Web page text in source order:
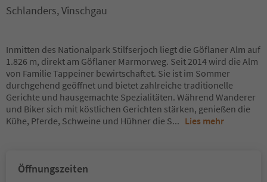
Schlanders, Vinschgau
Inmitten des Nationalpark Stilfserjoch liegt die Göflaner Alm auf
1.826 m, direkt am Göflaner Marmorweg. Seit 2014 wird die Alm
von Familie Tappeiner bewirtschaftet. Sie ist im Sommer
durchgehend geöffnet und bietet zahlreiche traditionelle
Gerichte und hausgemachte Spezialitäten. Während Wanderer
und Biker sich mit köstlichen Gerichten stärken, genießen die
Kühe, Pferde, Schweine und Hühner die S... Lies mehr
Öffnungszeiten